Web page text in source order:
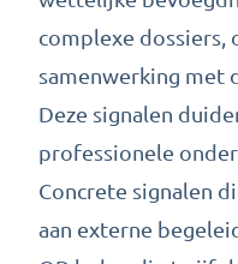
complexe dossiers,
samenwerking met
Deze signalen
professionele
Concrete signalen
aan externe